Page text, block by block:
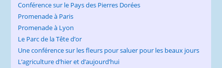
Conférence sur le Pays des Pierres Dorées
Promenade à Paris
Promenade à Lyon
Le Parc de la Tête d’or
Une conférence sur les fleurs pour saluer pour les beaux jours
L’agriculture d’hier et d’aujourd’hui